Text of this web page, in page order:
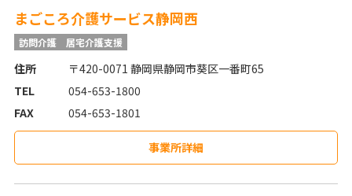
まごころ介護サービス静岡西
訪問介護 居宅介護支援
住所
〒420-0071 静岡県静岡市葵区一番町65
TEL
054-653-1800
FAX
054-653-1801
事業所詳細